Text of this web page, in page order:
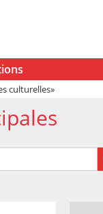
culturelles»